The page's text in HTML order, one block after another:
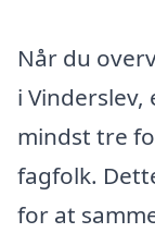
Når du
i
mindst tre
fagfolk.
for at